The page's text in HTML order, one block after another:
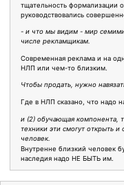
тщательность формализации
руководствовались
- и что мы видим - мир
числе рекламщикам.
Современная реклама и на
НЛП или чем-то близким.
Чтобы продать, нужно
Где в НЛП сказано, что надо
и (2) обучающая компонента,
техники эти смогут открыть
человек.
Внутренне близкий человек
наследия надо НЕ БЫТЬ им.